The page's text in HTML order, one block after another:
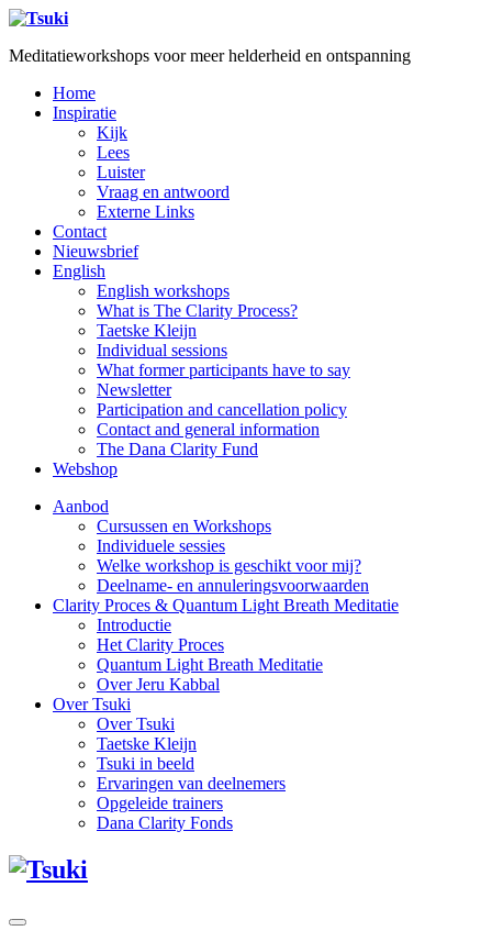
Meditatieworkshops voor meer helderheid en ontspanning
Home
Inspiratie
Kijk
Lees
Luister
Vraag en antwoord
Externe Links
Contact
Nieuwsbrief
English
English workshops
What is The Clarity Process?
Taetske Kleijn
Individual sessions
What former participants have to say
Newsletter
Participation and cancellation policy
Contact and general information
The Dana Clarity Fund
Webshop
Aanbod
Cursussen en Workshops
Individuele sessies
Welke workshop is geschikt voor mij?
Deelname- en annuleringsvoorwaarden
Clarity Proces & Quantum Light Breath Meditatie
Introductie
Het Clarity Proces
Quantum Light Breath Meditatie
Over Jeru Kabbal
Over Tsuki
Over Tsuki
Taetske Kleijn
Tsuki in beeld
Ervaringen van deelnemers
Opgeleide trainers
Dana Clarity Fonds